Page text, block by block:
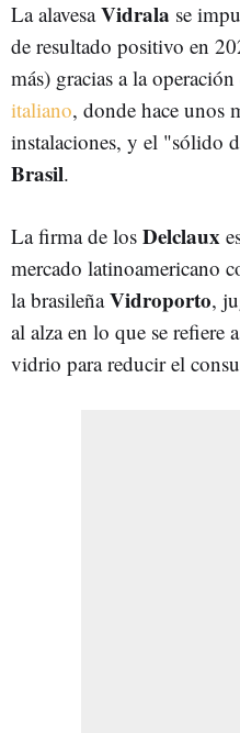
La alavesaVidrala se
de resultado positivo en
más) gracias a la
italiano, donde hace unos
instalaciones, y el "sólido
Brasil.
La firma de los Delclaux
mercado latinoamericano
la brasileñaVidroporto,
al alza en lo que se refiere
vidrio para reducir el